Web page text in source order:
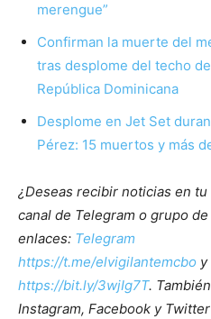
merengue”
Confirman la muerte del
tras desplome del techo
República Dominicana
Desplome en Jet Set
Pérez: 15 muertos y más
¿Deseas recibir noticias en
canal de Telegram o grupo
enlaces: Telegram
https://t.me/elvigilantemcbo y
https://bit.ly/3wjIg7T.
Instagram, Facebook y